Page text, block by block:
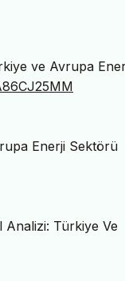
ve Avrupa
Enerji Sektörü
Analizi: Türkiye Ve